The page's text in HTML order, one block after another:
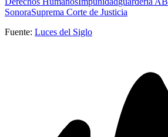
SonoraSuprema Corte de Justicia
Fuente: Luces del Siglo